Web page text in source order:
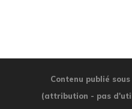
Contenu publié
(attribution - pas